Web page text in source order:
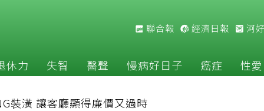
聯合報 經濟日報 河
休力 失智 醫聲 慢病好日子 癌症 性愛
裝潢 讓客廳顯得廉價又過時